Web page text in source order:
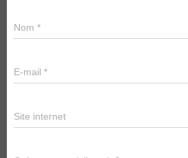
Nom *
E-mail *
Site internet